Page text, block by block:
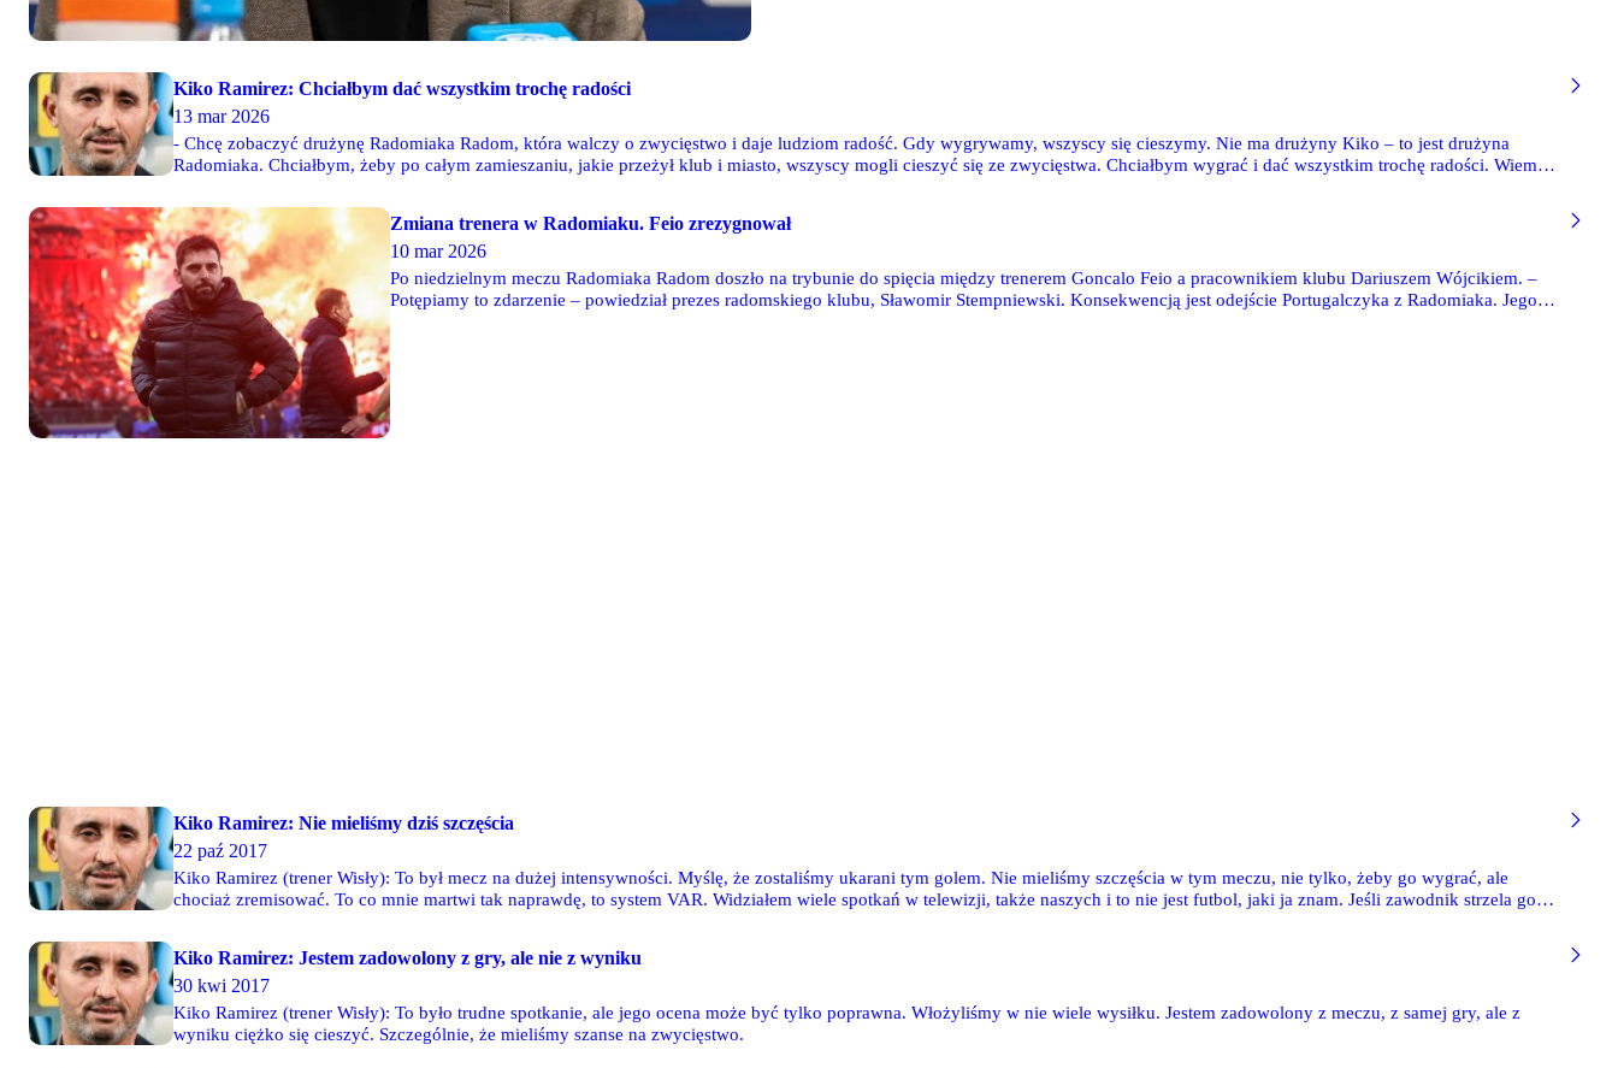
Kiko Ramirez: Chciałbym dać wszystkim trochę radości
13 mar 2026
- Chcę zobaczyć drużynę Radomiaka Radom, która walczy o zwycięstwo i daje ludziom radość. Gdy wygrywamy, wszyscy się cieszymy. Nie ma drużyny Kiko – to jest drużyna
Radomiaka. Chciałbym, żeby po całym zamieszaniu, jakie przeżył klub i miasto, wszyscy mogli cieszyć się ze zwycięstwa. Chciałbym wygrać i dać wszystkim trochę radości. Wiem,
Zmiana trenera w Radomiaku. Feio zrezygnował
10 mar 2026
Po niedzielnym meczu Radomiaka Radom doszło na trybunie do spięcia między trenerem Goncalo Feio a pracownikiem klubu Dariuszem Wójcikiem. –
Potępiamy to zdarzenie – powiedział prezes radomskiego klubu, Sławomir Stempniewski. Konsekwencją jest odejście Portugalczyka z Radomiaka. Jego
Kiko Ramirez: Nie mieliśmy dziś szczęścia
22 paź 2017
Kiko Ramirez (trener Wisły): To był mecz na dużej intensywności. Myślę, że zostaliśmy ukarani tym golem. Nie mieliśmy szczęścia w tym meczu, nie tylko, żeby go wygrać, ale
chociaż zremisować. To co mnie martwi tak naprawdę, to system VAR. Widziałem wiele spotkań w telewizji, także naszych i to nie jest futbol, jaki ja znam. Jeśli zawodnik strzela gola,
Kiko Ramirez: Jestem zadowolony z gry, ale nie z wyniku
30 kwi 2017
Kiko Ramirez (trener Wisły): To było trudne spotkanie, ale jego ocena może być tylko poprawna. Włożyliśmy w nie wiele wysiłku. Jestem zadowolony z meczu, z samej gry, ale z
wyniku ciężko się cieszyć. Szczególnie, że mieliśmy szanse na zwycięstwo.